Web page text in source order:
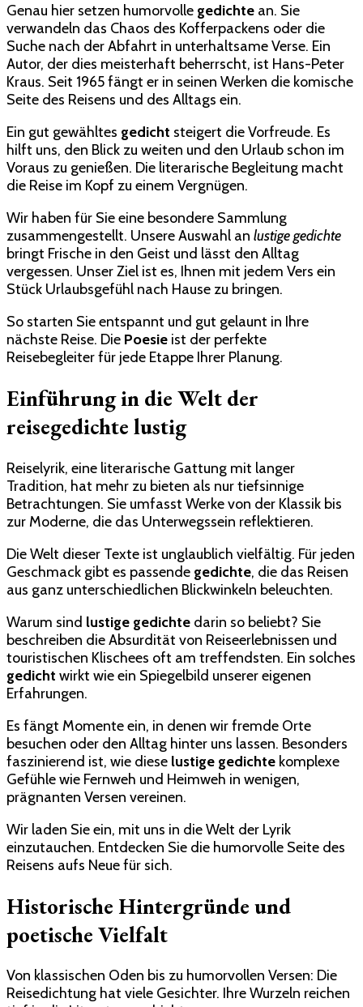
Genau hier setzen humorvolle gedichte an. Sie
verwandeln das Chaos des Kofferpackens oder die
Suche nach der Abfahrt in unterhaltsame Verse. Ein
Autor, der dies meisterhaft beherrscht, ist Hans-Peter
Kraus. Seit 1965 fängt er in seinen Werken die komische
Seite des Reisens und des Alltags ein.
Ein gut gewähltes gedicht steigert die Vorfreude. Es
hilft uns, den Blick zu weiten und den Urlaub schon im
Voraus zu genießen. Die literarische Begleitung macht
die Reise im Kopf zu einem Vergnügen.
Wir haben für Sie eine besondere Sammlung
zusammengestellt. Unsere Auswahl an lustige gedichte
bringt Frische in den Geist und lässt den Alltag
vergessen. Unser Ziel ist es, Ihnen mit jedem Vers ein
Stück Urlaubsgefühl nach Hause zu bringen.
So starten Sie entspannt und gut gelaunt in Ihre
nächste Reise. Die Poesie ist der perfekte
Reisebegleiter für jede Etappe Ihrer Planung.
Einführung in die Welt der
reisegedichte lustig
Reiselyrik, eine literarische Gattung mit langer
Tradition, hat mehr zu bieten als nur tiefsinnige
Betrachtungen. Sie umfasst Werke von der Klassik bis
zur Moderne, die das Unterwegssein reflektieren.
Die Welt dieser Texte ist unglaublich vielfältig. Für jeden
Geschmack gibt es passende gedichte, die das Reisen
aus ganz unterschiedlichen Blickwinkeln beleuchten.
Warum sind lustige gedichte darin so beliebt? Sie
beschreiben die Absurdität von Reiseerlebnissen und
touristischen Klischees oft am treffendsten. Ein solches
gedicht wirkt wie ein Spiegelbild unserer eigenen
Erfahrungen.
Es fängt Momente ein, in denen wir fremde Orte
besuchen oder den Alltag hinter uns lassen. Besonders
faszinierend ist, wie diese lustige gedichte komplexe
Gefühle wie Fernweh und Heimweh in wenigen,
prägnanten Versen vereinen.
Wir laden Sie ein, mit uns in die Welt der Lyrik
einzutauchen. Entdecken Sie die humorvolle Seite des
Reisens aufs Neue für sich.
Historische Hintergründe und
poetische Vielfalt
Von klassischen Oden bis zu humorvollen Versen: Die
Reisedichtung hat viele Gesichter. Ihre Wurzeln reichen